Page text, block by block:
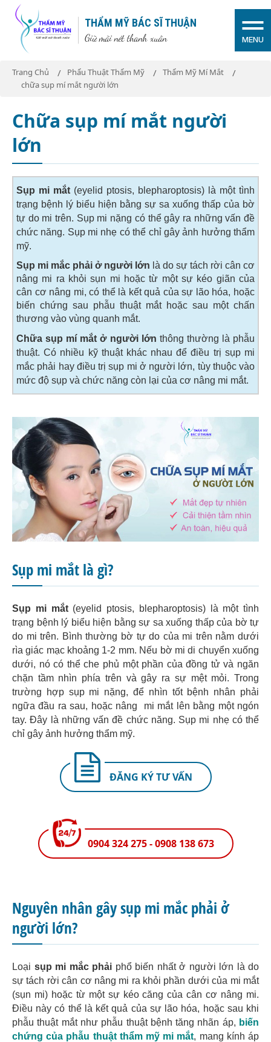
THẨM MỸ BÁC SĨ THUẬN
Giữ mãi nét thanh xuân MENU
Trang Chủ Phẩu Thuật Thẩm Mỹ
Thẩm Mỹ Mí Mắt
chữa sụp mí mắt người lớn
Chữa sụp mí mắt người
lớn
Sụp mi mắt (eyelid ptosis, blepharoptosis) là một tình
trạng bệnh lý biểu hiện bằng sự sa xuống thấp của bờ
tự do mi trên. Sụp mi nặng có thể gây ra những vấn đề
chức năng. Sụp mi nhẹ có thể chỉ gây ảnh hưởng thẩm
mỹ.
Sụp mi mắc phải ở người lớn là do sự tách rời cân cơ
nâng mi ra khỏi sụn mi hoặc từ một sự kéo giãn của
cân cơ nâng mi, có thể là kết quả của sự lão hóa, hoặc
biến chứng sau phẫu thuật mắt hoặc sau một chấn
thương vào vùng quanh mắt.
Chữa sụp mí mắt ở người lớn thông thường là phẫu
thuật. Có nhiều kỹ thuật khác nhau để điều trị sụp mi
mắc phải hay điều trị sụp mi ở người lớn, tùy thuộc vào
mức độ sụp và chức năng còn lại của cơ nâng mi mắt.
Sụp mi mắt là gì?
Sụp mi mắt(eyelid ptosis, blepharoptosis) là một tình
trạng bệnh lý biểu hiện bằng sự sa xuống thấp của bờ tự
do mi trên. Bình thường bờ tự do của mi trên nằm dưới
rìa giác mạc khoảng 1-2 mm. Nếu bờ mi di chuyển xuống
dưới, nó có thể che phủ một phần của đồng tử và ngăn
chặn tầm nhìn phía trên và gây ra sự mệt mỏi. Trong
trường hợp sụp mi nặng, để nhìn tốt bệnh nhân phải
ngữa đầu ra sau, hoặc nâng mi mắt lên bằng một ngón
tay. Đây là những vấn đề chức năng. Sụp mi nhẹ có thể
chỉ gây ảnh hưởng thẩm mỹ.
ĐĂNG KÝ TƯ VẤN
0904 324 275 - 0908 138 673
Nguyên nhân gây sụp mi mắc phải ở
người lớn?
Loại sụp mi mắc phải phổ biến nhất ở người lớn là do
sự tách rời cân cơ nâng mi ra khỏi phần dưới của mi mắt
(sụn mi) hoặc từ một sự kéo căng của cân cơ nâng mi.
Điều này có thể là kết quả của sự lão hóa, hoặc sau khi
phẫu thuật mắt như phẫu thuật bệnh tăng nhãn áp, biến
chứng của phẫu thuật thẩm mỹ mi mắt, mang kính áp